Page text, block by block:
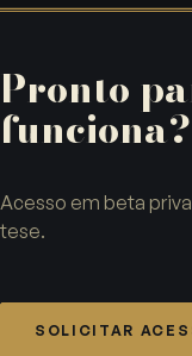
Pronto
funciona?
Acesso em beta
tese.
SOLICITAR